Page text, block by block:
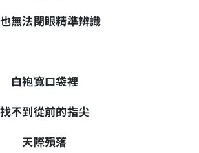
無法閉眼精準辨識
白袍寬口袋裡
找不到從前的指尖
天際殞落